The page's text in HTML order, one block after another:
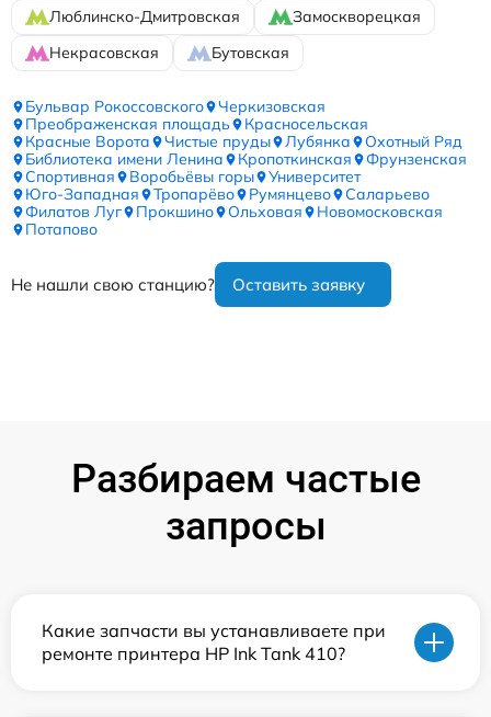
Люблинско-Дмитровская
Замоскворецкая
Некрасовская
Бутовская
Бульвар Рокоссовского
Черкизовская
Преображенская площадь
Красносельская
Красные Ворота
Чистые пруды Лубянка
Охотный Ряд
Библиотека имени Ленина
Кропоткинская
Фрунзенская
Спортивная
Воробьёвы горы
Университет
Юго-Западная
Тропарёво Румянцево
Саларьево
Филатов Луг
Прокшино Ольховая
Новомосковская
Потапово
Не нашли свою станцию? Оставить заявку
Разбираем частые
запросы
Какие запчасти вы устанавливаете при
ремонте принтера HP Ink Tank 410?